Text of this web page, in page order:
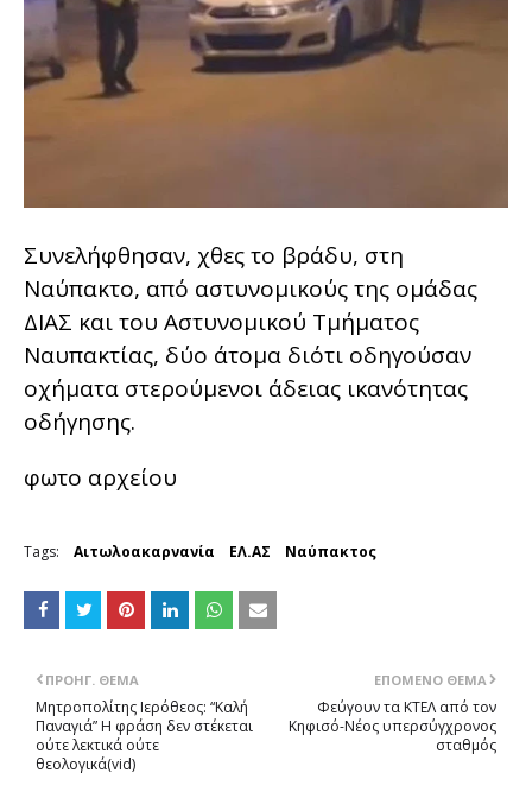
Συνελήφθησαν, χθες το βράδυ, στη
Ναύπακτο, από αστυνομικούς της ομάδας
ΔΙΑΣ και του Αστυνομικού Τμήματος
Ναυπακτίας, δύο άτομα διότι οδηγούσαν
οχήματα στερούμενοι άδειας ικανότητας
οδήγησης.
φωτο αρχείου
Tags: Αιτωλοακαρνανία ΕΛ.ΑΣ Ναύπακτος
ΕΠΌΜΕΝΟ ΘΈΜΑ
Φεύγουν τα ΚΤΕΛ από τον
Κηφισό-Νέος υπερσύγχρονος
σταθμός
ΠΡΟΗΓ. ΘΈΜΑ
Μητροπολίτης Ιερόθεος: “Καλή
Παναγιά” Η φράση δεν στέκεται
ούτε λεκτικά ούτε
θεολογικά(vid)